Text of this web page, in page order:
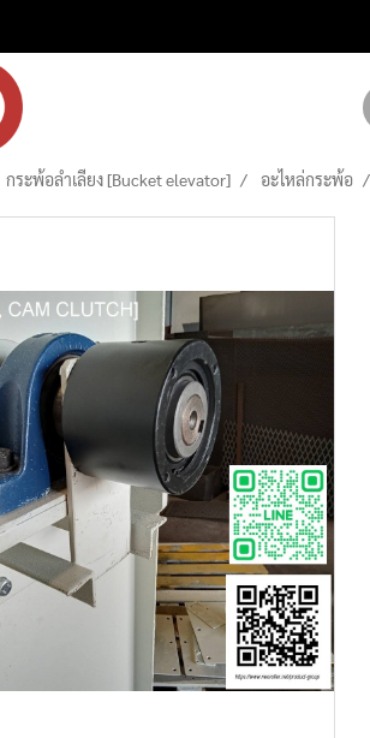
กระพ้อลำเลียง [Bucket elevator] อะไหล่กระพ้อ